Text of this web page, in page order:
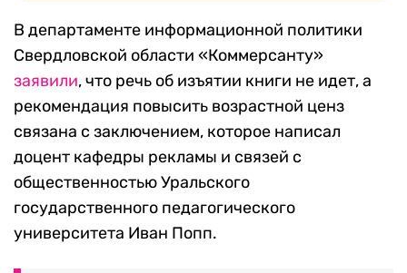
В департаменте информационной политики
Свердловской области «Коммерсанту»
заявили, что речь об изъятии книги не идет, а
рекомендация повысить возрастной ценз
связана с заключением, которое написал
доцент кафедры рекламы и связей с
общественностью Уральского
государственного педагогического
университета Иван Попп.